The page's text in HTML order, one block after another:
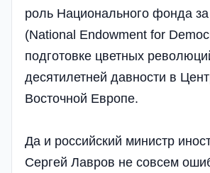
роль Национального фонда
(National Endowment for
подготовке цветных
десятилетней давности в
Восточной Европе.
Да и российский министр
Сергей Лавров не совсем